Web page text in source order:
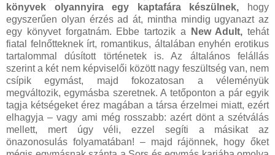
könyvek olyannyira egy kaptafára készülnek,
hogy
egyszerűen olyan érzés ad át, mintha mindig ugyanazt az
egy könyvet forgatnám. Ebbe tartozik a
New Adult, tehát
fiatal felnőtteknek írt, romantikus, általában enyhén erotikus
tartalommal dúsított történetek is. Az általános felállás
szerint a két nem képviselői között nagy feszültség van, nem
csípik egymást, majd fokozatosan a véleményük
megváltozik, egymásba szeretnek. A tetőponton a pár egyik
tagja kétségeket érez magában a társa érzelmei miatt, ezért
elhagyja – vagy ami még rosszabb: azért dönt a szétválás
mellett, mert úgy véli, ezzel segíti a másikat az
önazonosulás folyamatában! – majd rájönnek, hogy őket